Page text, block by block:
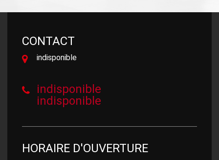
CONTACT
indisponible
indisponible
indisponible
HORAIRE D'OUVERTURE